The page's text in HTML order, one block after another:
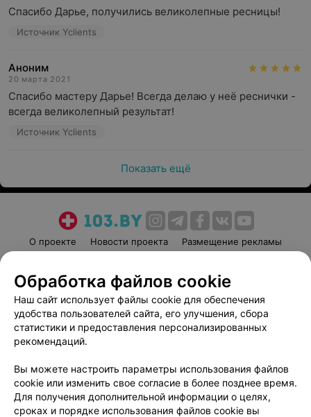
Спасибо Дарье, получились великолепные ресницы!
Источник Yclients
Аноним
20 марта 2021
Спасибо мастеру Дарье! Всегда делаю у неё реснички -
всегда великолепный результат!
Источник Yclients
Показать ещё
О проекте Новости проекта
Размещение рекламы
Пользовательское соглашение
Способы оплаты
Вакансии
Партнеры
Написать руководителю 103.by
Обработка персональных данных
Обработка файлов cookie
Наш сайт использует файлы cookie для обеспечения
удобства пользователей сайта, его улучшения, сбора
статистики и предоставления персонализированных
рекомендаций.
Вы можете настроить параметры использования файлов
cookie или изменить свое согласие в более позднее время.
Для получения дополнительной информации о целях,
сроках и порядке использования файлов cookie вы